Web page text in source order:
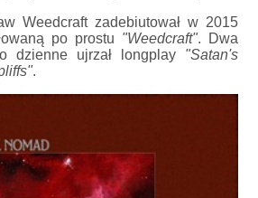
Weedcraft zadebiutował w 2015
po prostu "Weedcraft". Dwa
dzienne ujrzał longplay "Satan's
.